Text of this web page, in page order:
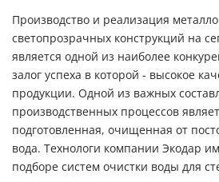
Производство и реализация
светопрозрачных конструкций на
является одной из наиболее
залог успеха в которой - высокое
продукции. Одной из важных
производственных процессов
подготовленная, очищенная от
вода. Технологи компании Экодар
подборе систем очистки воды для